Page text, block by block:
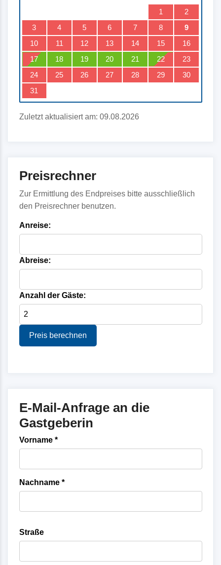
1
2
3
4 5 6 7 8
9
10
11 12 13 14 15
16
17
18 19 20 21 22
23
24
25 26 27 28 29
30
31
Zuletzt aktualisiert am: 09.08.2026
Preisrechner
Zur Ermittlung des Endpreises bitte ausschließlich
den Preisrechner benutzen.
Anreise:
Abreise:
Anzahl der Gäste:
Preis berechnen
E-Mail-Anfrage an die
Gastgeberin
Vorname *
Nachname *
Straße